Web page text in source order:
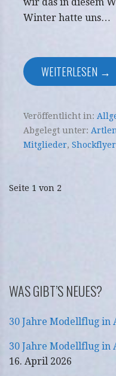
Winter hatte uns…
WEITERLESEN →
Veröffentlicht in:
Abgelegt unter:
Mitglieder, Shockflyer
Beitrag
Seite 1 von 2
WAS GIBT’S NEUES?
30 Jahre Modellflug in
30 Jahre Modellflug in
16. April 2026